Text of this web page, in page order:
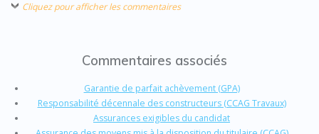
Cliquez pour afficher les commentaires
Commentaires associés
Garantie de parfait achèvement (GPA)
Responsabilité décennale des constructeurs (CCAG Travaux)
Assurances exigibles du candidat